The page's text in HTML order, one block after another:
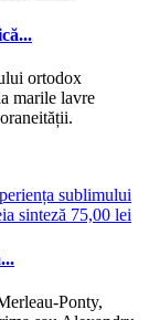
ortodox
marile lavre
Ponty,